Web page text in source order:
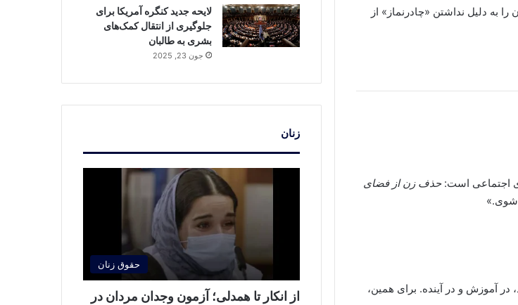
به دلیل نداشتن «چادرنماز» از
اجتماعی است:حذف زن از فضای
شوی.»
آموزش و در آینده. برای همین،
لایحه جدید کنگره آمریکا برای
جلوگیری از انتقال کمک‌های
بشری به طالبان
جون 23, 2025
زنان
حقوق زنان
از انکار تا همدلی؛ آزمون وجدان مردان در